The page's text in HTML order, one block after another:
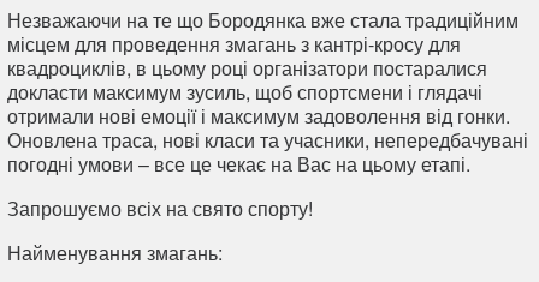
Незважаючи на те що Бородянка вже стала традиційним
місцем для проведення змагань з кантрі-кросу для
квадроциклів, в цьому році організатори постаралися
докласти максимум зусиль, щоб спортсмени і глядачі
отримали нові емоції і максимум задоволення від гонки.
Оновлена траса, нові класи та учасники, непередбачувані
погодні умови – все це чекає на Вас на цьому етапі.
Запрошуємо всіх на свято спорту!
Найменування змагань: